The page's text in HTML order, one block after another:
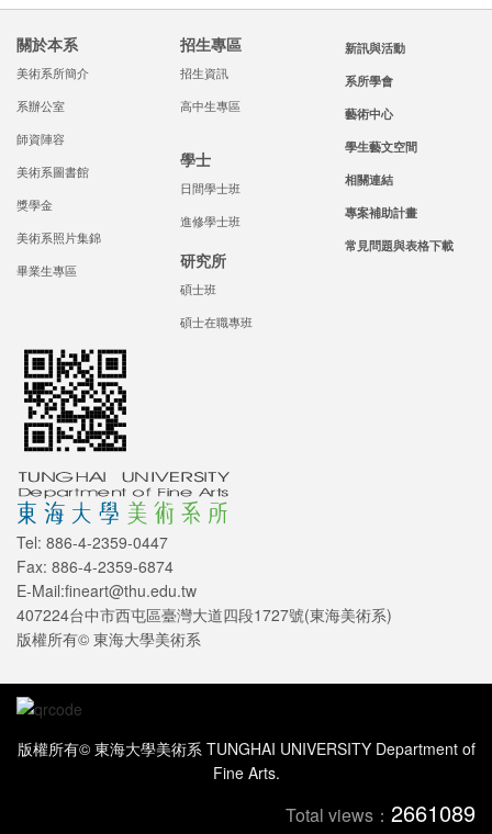
關於本系
美術系所簡介
系辦公室
師資陣容
美術系圖書館
獎學金
美術系照片集錦
畢業生專區
招生專區
招生資訊
高中生專區
學士
日間學士班
進修學士班
研究所
碩士班
碩士在職專班
新訊與活動
系所學會
藝術中心
學生藝文空間
相關連結
專案補助計畫
常見問題與表格下載
Tel: 886-4-2359-0447
Fax: 886-4-2359-6874
E-Mail:fineart@thu.edu.tw
407224台中市西屯區臺灣大道四段1727號(東海美術系)
版權所有© 東海大學美術系
版權所有© 東海大學美術系 TUNGHAI UNIVERSITY Department of
Fine Arts.
Total views： 2661089